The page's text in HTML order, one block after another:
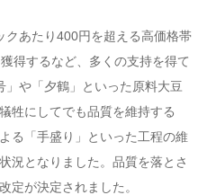
クあたり400円を超える高価格帯
得するなど、多くの支持を得て
や「夕鶴」といった原料大豆
牲にしてでも品質を維持する
る「手盛り」といった工程の維
況となりました。品質を落とさ
定が決定されました。